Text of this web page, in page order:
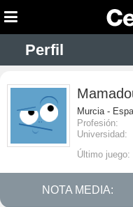
Perfil
Murcia -
Profesión:
Universidad:
Último juego:
NOTA MEDIA: